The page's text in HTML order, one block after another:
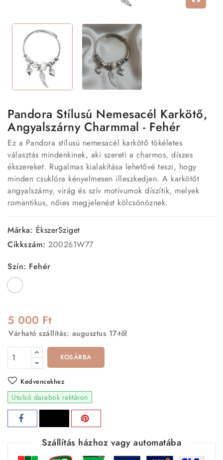
Pandora Stílusú Nemesacél Karkötő,
Angyalszárny Charmmal - Fehér
Ez a Pandora stílusú nemesacél karkötő tökéletes
választás mindenkinek, aki szereti a charmos, díszes
ékszereket. Rugalmas kialakítása lehetővé teszi, hogy
minden csuklóra kényelmesen illeszkedjen. A karkötőt
angyalszárny, virág és szív motívumok díszítik, melyek
romantikus, nőies megjelenést kölcsönöznek.
Márka: ÉkszerSziget
Cikkszám: 200261W77
Szín: Fehér
Fehér
5 000 Ft
Várható szállítás: augusztus 17-től
KOSÁRBA
Kedvencekhez
Utolsó darabok raktáron
Szállítás házhoz vagy automatába